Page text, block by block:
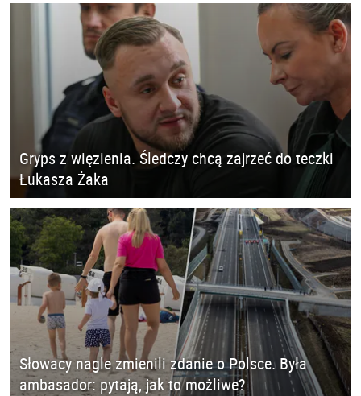
Gryps z więzienia. Śledczy chcą zajrzeć do teczki
Łukasza Żaka
Słowacy nagle zmienili zdanie o Polsce. Była
ambasador: pytają, jak to możliwe?